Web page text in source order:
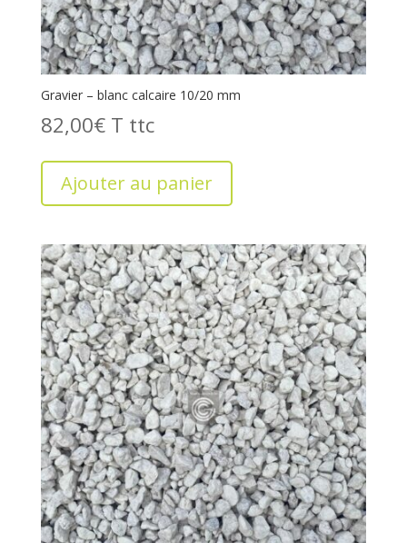
Gravier – blanc calcaire 10/20 mm
82,00€ T
Ajouter au panier